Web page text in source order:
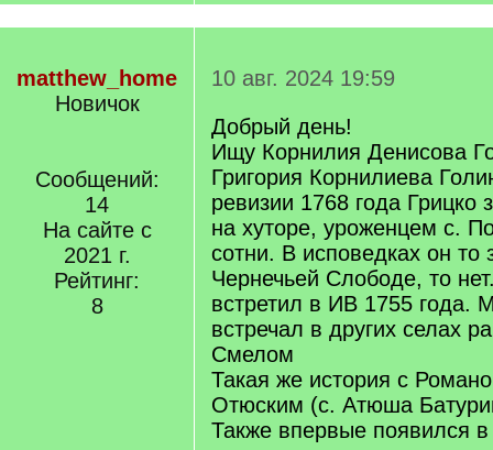
matthew_home
Новичок
Сообщений:
14
На сайте с
2021 г.
Рейтинг:
8
10 авг. 2024 19:59
Добрый день!
Ищу Корнилия Денисова
Григория Корнилиева
ревизии 1768 года Грицко
на хуторе, уроженцем с.
сотни. В исповедках он то
Чернечьей Слободе, то
встретил в ИВ 1755 года.
встречал в других селах
Смелом
Такая же история с
Отюским (с. Атюша
Также впервые появился